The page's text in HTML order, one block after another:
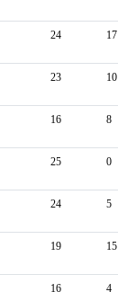
24 17
23 10
16 8
25 0
24 5
19 15
16 4